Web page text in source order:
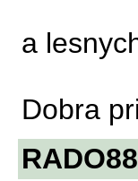
a
Dobra
RADO88